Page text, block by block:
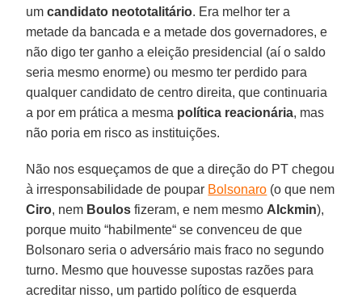
um candidato neototalitário. Era melhor ter a
metade da bancada e a metade dos governadores, e
não digo ter ganho a eleição presidencial (aí o saldo
seria mesmo enorme) ou mesmo ter perdido para
qualquer candidato de centro direita, que continuaria
a por em prática a mesma política reacionária, mas
não poria em risco as instituições.
Não nos esqueçamos de que a direção do PT chegou
à irresponsabilidade de poupar Bolsonaro (o que nem
Ciro, nem Boulos fizeram, e nem mesmo Alckmin),
porque muito “habilmente“ se convenceu de que
Bolsonaro seria o adversário mais fraco no segundo
turno. Mesmo que houvesse supostas razões para
acreditar nisso, um partido político de esquerda